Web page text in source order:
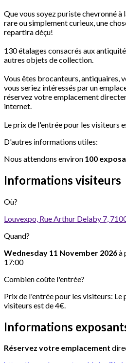
Que vous soyez puriste chevronné à
rare ou simplement curieux, une
repartira déçu!
130 étalages consacrés aux
autres objets de collection.
Vous êtes brocanteurs, antiquaires,
vous seriez intéressés par un
réservez votre emplacement
internet.
Le prix de l'entrée pour les visiteurs
D'autres informations utiles:
Nous attendons environ 100
Informations visiteurs
Où?
Louvexpo, Rue Arthur Delaby 7,
Quand?
Wednesday 11 November 2026à
17:00
Combien coûte l'entrée?
Prix de l'entrée pour les visiteurs: Le
visiteurs est de 4€.
Informations
Réservez votre emplacement